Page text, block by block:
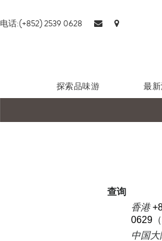
电话:(+852) 2539 0628
探索品味游 最
查询
香港
0629
中国